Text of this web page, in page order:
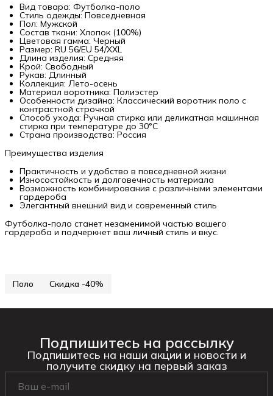
Вид товара: Футболка-поло
Стиль одежды: Повседневная
Пол: Мужской
Состав ткани: Хлопок (100%)
Цветовая гамма: Черный
Размер: RU 56/EU 54/XXL
Длина изделия: Средняя
Крой: Свободный
Рукав: Длинный
Коллекция: Лето-осень
Материал воротника: Полиэстер
Особенности дизайна: Классический воротник поло с
контрастной строчкой
Способ ухода: Ручная стирка или деликатная машинная
стирка при температуре до 30°C
Страна производства: Россия
Преимущества изделия
Практичность и удобство в повседневной жизни
Износостойкость и долговечность материала
Возможность комбинирования с различными элементами
гардероба
Элегантный внешний вид и современный стиль
Футболка-поло станет незаменимой частью вашего
гардероба и подчеркнет ваш личный стиль и вкус.
Поло Скидка -40%
Подпишитесь на рассылку
Подпишитесь на наши акции и новости и
получите скидку на первый заказ